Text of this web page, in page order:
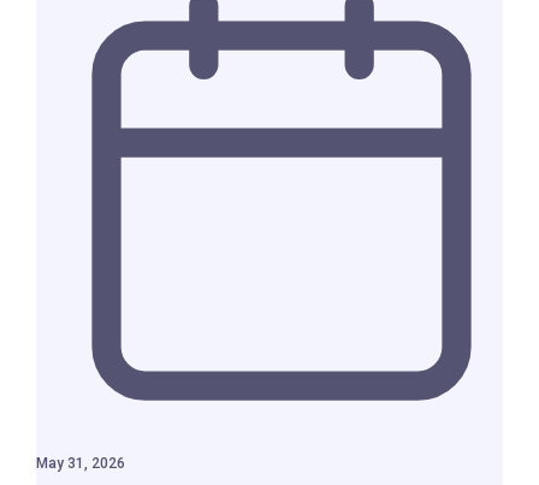
May 31, 2026